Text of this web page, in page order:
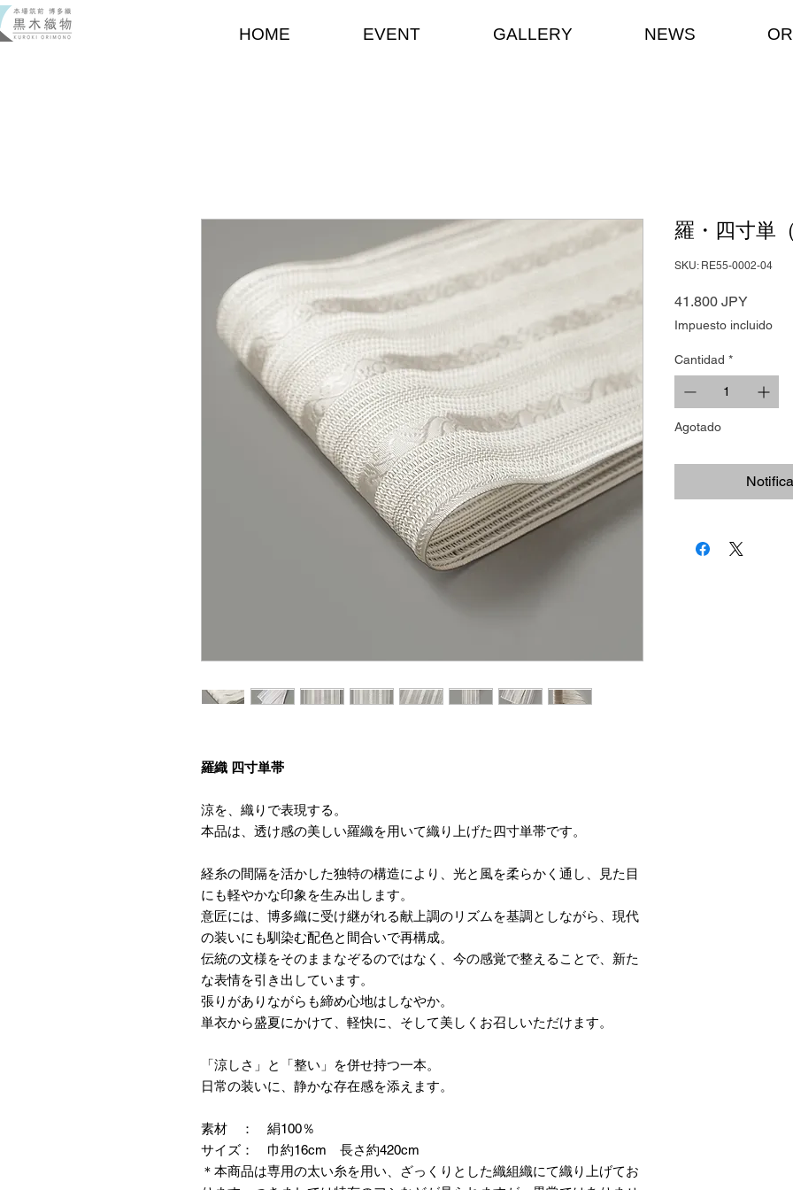
HOME EVENT GALLERY NEWS
羅織 四寸単帯
涼を、織りで表現する。
本品は、透け感の美しい羅織を用いて織り上げた四寸単帯です。
経糸の間隔を活かした独特の構造により、光と風を柔らかく通し、見た目
にも軽やかな印象を生み出します。
意匠には、博多織に受け継がれる献上調のリズムを基調としながら、現代
の装いにも馴染む配色と間合いで再構成。
伝統の文様をそのままなぞるのではなく、今の感覚で整えることで、新た
な表情を引き出しています。
張りがありながらも締め心地はしなやか。
単衣から盛夏にかけて、軽快に、そして美しくお召しいただけます。
「涼しさ」と「整い」を併せ持つ一本。
日常の装いに、静かな存在感を添えます。
素材 ： 絹100％
サイズ： 巾約16cm 長さ約420cm
＊本商品は専用の太い糸を用い、ざっくりとした織組織にて織り上げてお
羅・四寸単
SKU: RE55-0002-04
41.800 JPYPrecio
Impuesto incluido
Cantidad *
Agotado